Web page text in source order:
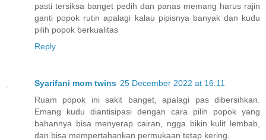
pasti tersiksa banget pedih dan panas memang harus rajin
ganti popok rutin apalagi kalau pipisnya banyak dan kudu
pilih popok berkualitas
Reply
Syarifani mom twins 25 December 2022 at 16:11
Ruam popok ini sakit banget, apalagi pas dibersihkan.
Emang kudu diantisipasi dengan cara pilih popok yang
bahannya bisa menyerap cairan, ngga bikin kulit lembab,
dan bisa mempertahankan permukaan tetap kering.